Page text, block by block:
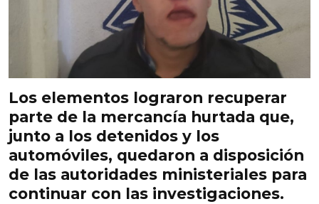
Los elementos lograron recuperar
parte de la mercancía hurtada que,
junto a los detenidos y los
automóviles, quedaron a disposición
de las autoridades ministeriales para
continuar con las investigaciones.